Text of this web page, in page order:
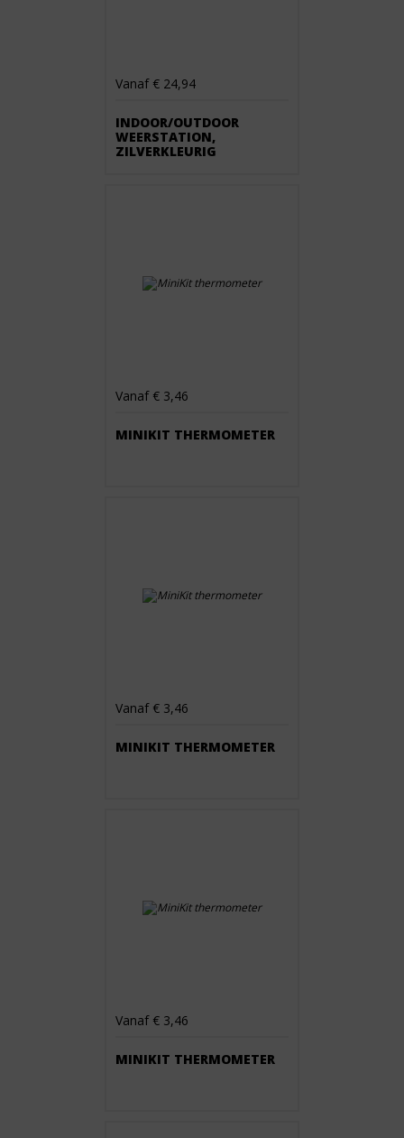
Vanaf € 24,94
INDOOR/OUTDOOR
WEERSTATION,
ZILVERKLEURIG
Vanaf € 3,46
MINIKIT THERMOMETER
Vanaf € 3,46
MINIKIT THERMOMETER
Vanaf € 3,46
MINIKIT THERMOMETER